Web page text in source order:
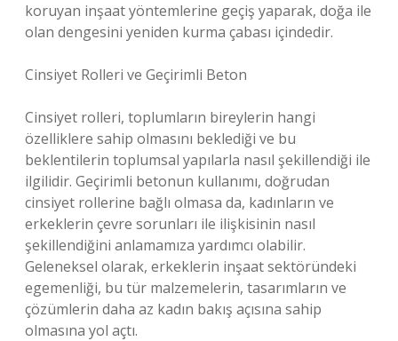
koruyan inşaat yöntemlerine geçiş yaparak, doğa ile
olan dengesini yeniden kurma çabası içindedir.
Cinsiyet Rolleri ve Geçirimli Beton
Cinsiyet rolleri, toplumların bireylerin hangi
özelliklere sahip olmasını beklediği ve bu
beklentilerin toplumsal yapılarla nasıl şekillendiği ile
ilgilidir. Geçirimli betonun kullanımı, doğrudan
cinsiyet rollerine bağlı olmasa da, kadınların ve
erkeklerin çevre sorunları ile ilişkisinin nasıl
şekillendiğini anlamamıza yardımcı olabilir.
Geleneksel olarak, erkeklerin inşaat sektöründeki
egemenliği, bu tür malzemelerin, tasarımların ve
çözümlerin daha az kadın bakış açısına sahip
olmasına yol açtı.